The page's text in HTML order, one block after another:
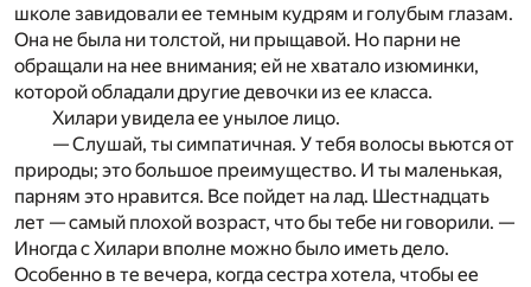
школе завидовали ее темным кудрям и голубым глазам.
Она не была ни толстой, ни прыщавой. Но парни не
обращали на нее внимания; ей не хватало изюминки,
которой обладали другие девочки из ее класса.
Хилари увидела ее унылое лицо.
— Слушай, ты симпатичная. У тебя волосы вьются от
природы; это большое преимущество. И ты маленькая,
парням это нравится. Все пойдет на лад. Шестнадцать
лет — самый плохой возраст, что бы тебе ни говорили. —
Иногда с Хилари вполне можно было иметь дело.
Особенно в те вечера, когда сестра хотела, чтобы ее